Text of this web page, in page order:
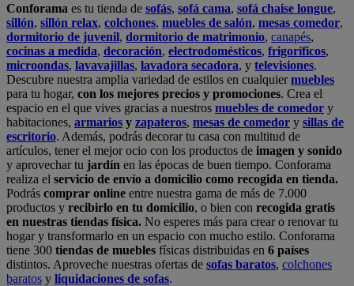
Conforama es tu tienda de sofás, sofá cama, sofá chaise longue,
sillón, sillón relax, colchones, muebles de salón, mesas comedor,
dormitorio de juvenil, dormitorio de matrimonio, canapés,
cocinas a medida, decoración, electrodomésticos, frigoríficos,
microondas, lavavajillas, lavadora secadora, y televisiones.
Descubre nuestra amplia variedad de estilos en cualquiermuebles
para tu hogar, con los mejores precios y promociones. Crea el
espacio en el que vives gracias a nuestros muebles de comedor y
habitaciones, armarios y zapateros, mesas de comedor y sillas de
escritorio. Además, podrás decorar tu casa con multitud de
artículos, tener el mejor ocio con los productos de imagen y sonido
y aprovechar tu jardín en las épocas de buen tiempo. Conforama
realiza el servicio de envío a domicilio como recogida en tienda.
Podrás comprar online entre nuestra gama de más de 7.000
productos y recibirlo en tu domicilio, o bien con recogida gratis
en nuestras tiendas física. No esperes más para crear o renovar tu
hogar y transformarlo en un espacio con mucho estilo. Conforama
tiene 300 tiendas de muebles físicas distribuidas en 6 países
distintos. Aproveche nuestras ofertas de sofas baratos, colchones
baratos y liquidaciones de sofas.